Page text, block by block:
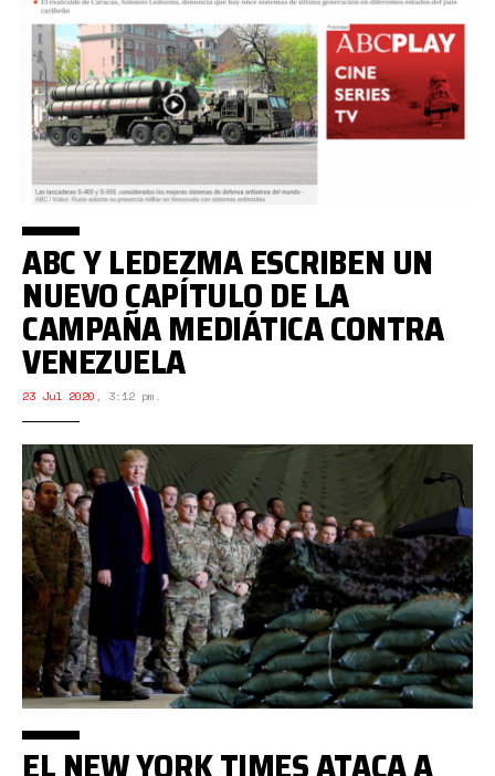
ABC Y LEDEZMA ESCRIBEN UN
NUEVO CAPÍTULO DE LA
CAMPAÑA MEDIÁTICA CONTRA
VENEZUELA
23 Jul 2020 , 3:12 pm.